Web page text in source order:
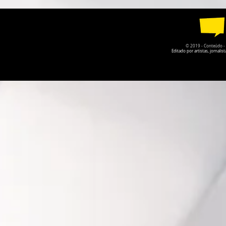
CENTRO
© 2019 - Conteúdo -
Editado por artistas,